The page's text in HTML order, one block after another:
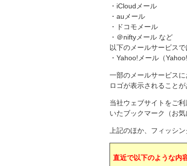
・iCloudメール
・auメール
・ドコモメール
・＠niftyメール など
以下のメールサービス
・Yahoo!メール（Yahoo!
一部のメールサービス
ロゴが表示されること
当社ウェブサイトをご
いたブックマーク（お
上記のほか、フィッシ
直近で以下のような内